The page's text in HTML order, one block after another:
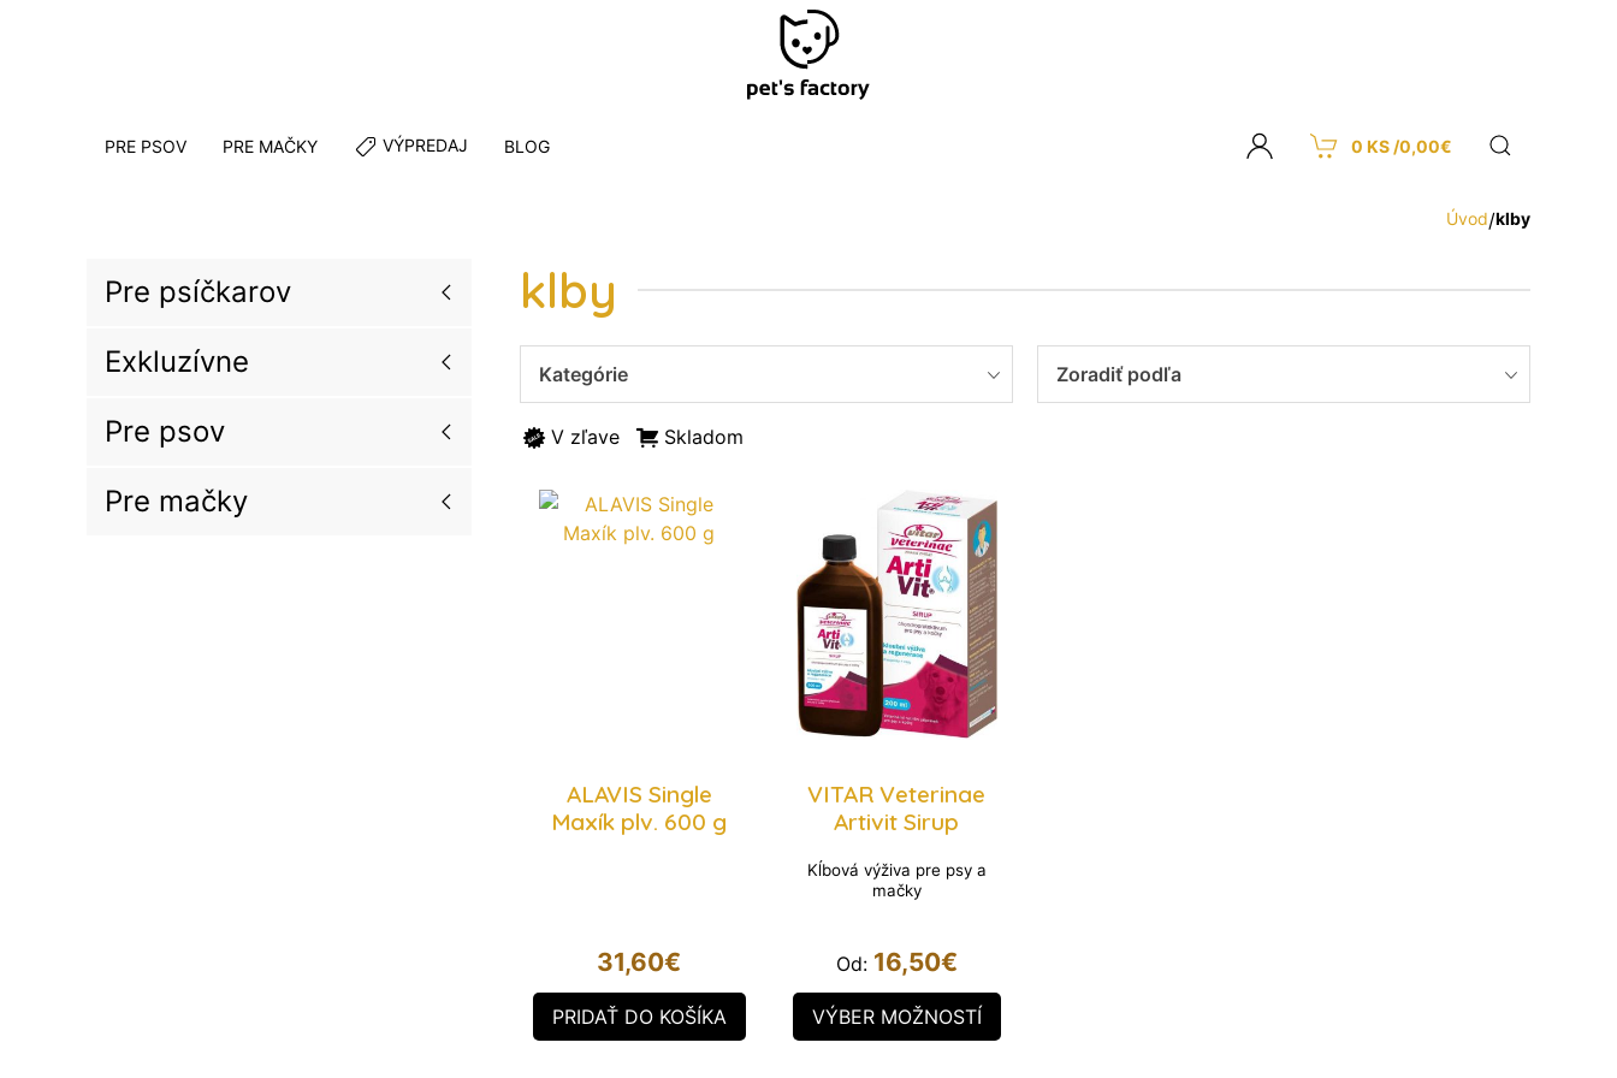
PRE PSOV PRE MAČKY VÝPREDAJ BLOG 0 KS /0,00€
Úvod/klby
klby
Kategórie Zoradiť podľa
V zľave Skladom
ALAVIS Single
Maxík plv. 600 g
31,60€
PRIDAŤ DO KOŠÍKA
VITAR Veterinae
Artivit Sirup
Kĺbová výživa pre psy a
mačky
Od: 16,50€
VÝBER MOŽNOSTÍ
Pre psíčkarov
Exkluzívne
Pre psov
Pre mačky